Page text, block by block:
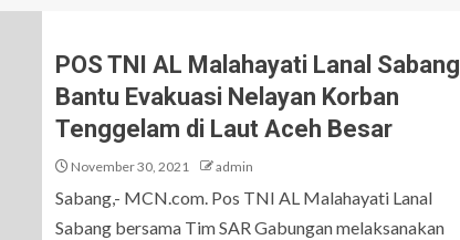
POS TNI AL Malahayati Lanal Sabang
Bantu Evakuasi Nelayan Korban
Tenggelam di Laut Aceh Besar
November 30, 2021 admin
Sabang,- MCN.com. Pos TNI AL Malahayati Lanal
Sabang bersama Tim SAR Gabungan melaksanakan